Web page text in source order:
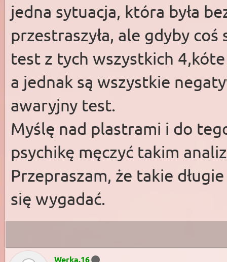
jedna sytuacja, która była
przestraszyła, ale gdyby
test z tych wszystkich
a jednak są wszystkie
awaryjny test.
Myślę nad plastrami i do
psychikę męczyć takim
Przepraszam, że takie
się wygadać.
Werka.16